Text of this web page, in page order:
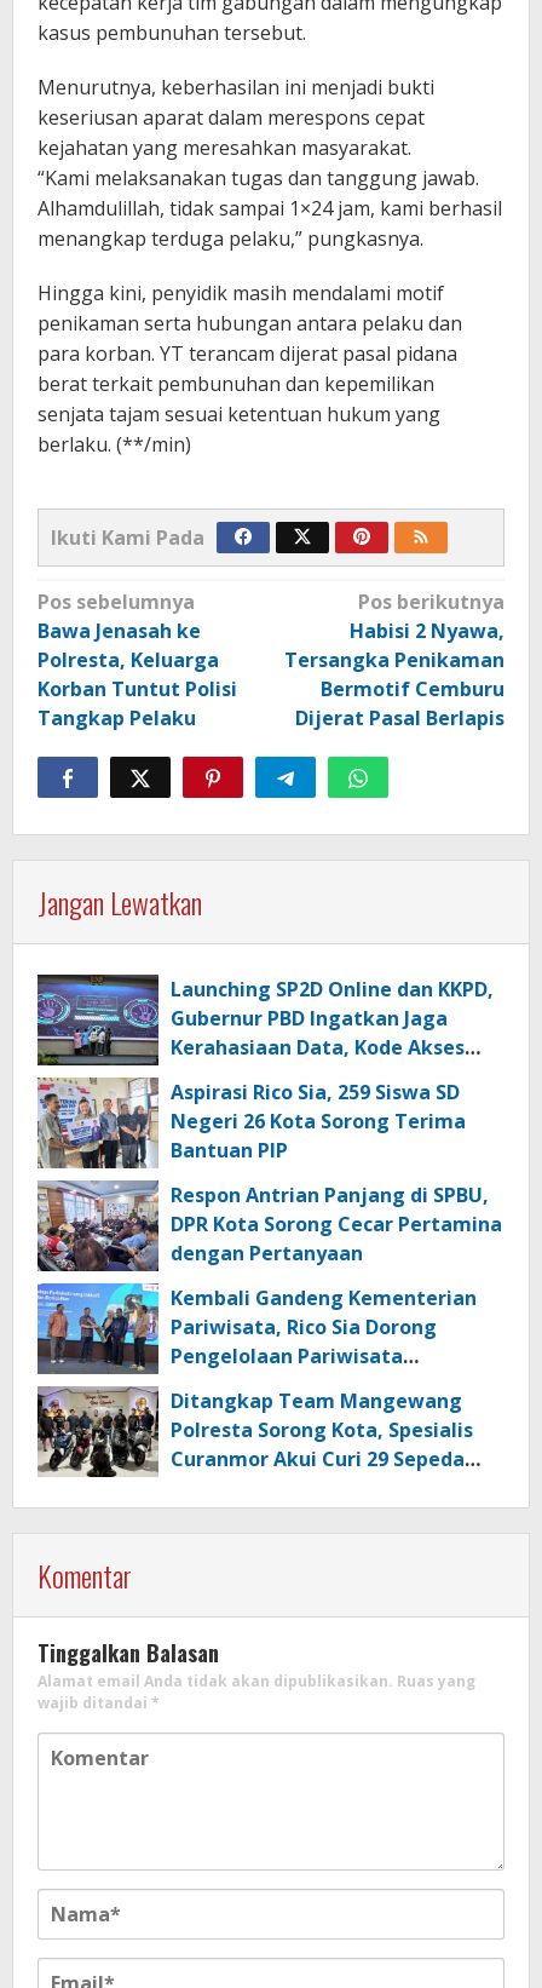
kasus pembunuhan tersebut.
Menurutnya, keberhasilan ini menjadi bukti
keseriusan aparat dalam merespons cepat
kejahatan yang meresahkan masyarakat.
“Kami melaksanakan tugas dan tanggung jawab.
Alhamdulillah, tidak sampai 1×24 jam, kami berhasil
menangkap terduga pelaku,” pungkasnya.
Hingga kini, penyidik masih mendalami motif
penikaman serta hubungan antara pelaku dan
para korban. YT terancam dijerat pasal pidana
berat terkait pembunuhan dan kepemilikan
senjata tajam sesuai ketentuan hukum yang
berlaku. (**/min)
Ikuti Kami Pada
Navigasi
pos
Pos sebelumnya
Bawa Jenasah ke
Polresta, Keluarga
Korban Tuntut Polisi
Tangkap Pelaku
Pos berikutnya
Habisi 2 Nyawa,
Tersangka Penikaman
Bermotif Cemburu
Dijerat Pasal Berlapis
Jangan Lewatkan
Launching SP2D Online dan KKPD,
Gubernur PBD Ingatkan Jaga
Kerahasiaan Data, Kode Akses
Aspirasi Rico Sia, 259 Siswa SD
Negeri 26 Kota Sorong Terima
Bantuan PIP
Respon Antrian Panjang di SPBU,
DPR Kota Sorong Cecar Pertamina
dengan Pertanyaan
Kembali Gandeng Kementerian
Pariwisata, Rico Sia Dorong
Pengelolaan Pariwisata
Ditangkap Team Mangewang
Polresta Sorong Kota, Spesialis
Curanmor Akui Curi 29 Sepeda
Komentar
Tinggalkan Balasan
Alamat email Anda tidak akan dipublikasikan. Ruas yang
wajib ditandai *